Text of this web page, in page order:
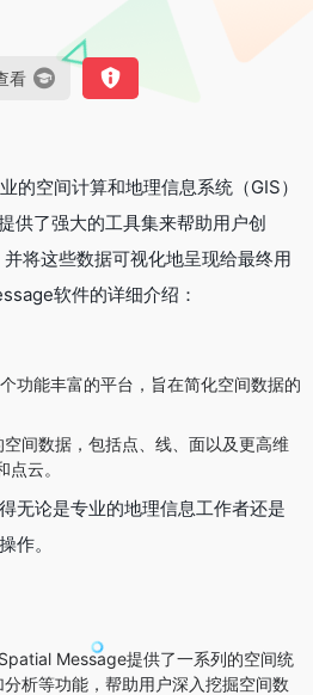
看
的空间计算和地理信息系统（GIS）
供了强大的工具集来帮助用户创
将这些数据可视化地呈现给最终用
软件的详细介绍：
功能丰富的平台，旨在简化空间数据的
间数据，包括点、线、面以及更高维
云。
无论是专业的地理信息工作者还是
作。
Message提供了一系列的空间统
析等功能，帮助用户深入挖掘空间数